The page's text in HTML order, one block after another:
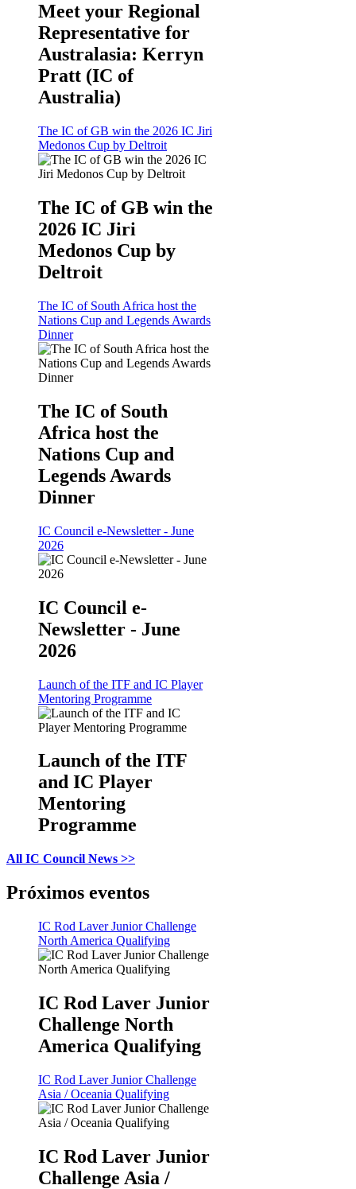
Meet your Regional
Representative for
Australasia: Kerryn
Pratt (IC of
Australia)
The IC of GB win the 2026 IC Jiri
Medonos Cup by Deltroit
The IC of GB win the
2026 IC Jiri
Medonos Cup by
Deltroit
The IC of South Africa host the
Nations Cup and Legends Awards
Dinner
The IC of South
Africa host the
Nations Cup and
Legends Awards
Dinner
IC Council e-Newsletter - June
2026
IC Council e-
Newsletter - June
2026
Launch of the ITF and IC Player
Mentoring Programme
Launch of the ITF
and IC Player
Mentoring
Programme
All IC Council News >>
Próximos eventos
IC Rod Laver Junior Challenge
North America Qualifying
IC Rod Laver Junior
Challenge North
America Qualifying
IC Rod Laver Junior Challenge
Asia / Oceania Qualifying
IC Rod Laver Junior
Challenge Asia /